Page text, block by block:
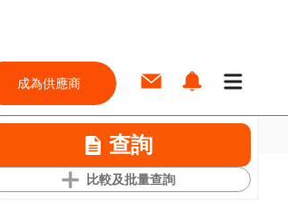
成為供應商
查詢
比較及批量查詢